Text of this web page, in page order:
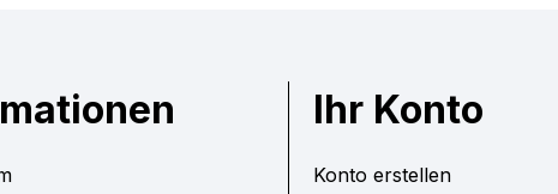
Ihr Konto
Konto erstellen